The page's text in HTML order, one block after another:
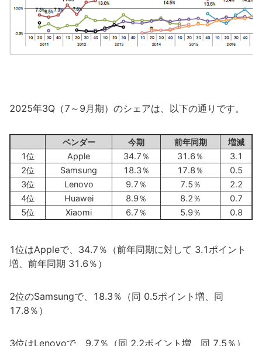
2025年3Q（7～9月期）のシェアは、以下の通りです。
ベンダー 今期 前年同期
増減
1位
Apple 34.7％ 31.6％
3.1
2位
Samsung 18.3％ 17.8％
0.5
3位
Lenovo 9.7％ 7.5％
2.2
4位
Huawei 8.9％ 8.2％
0.7
5位
Xiaomi 6.7％ 5.9％ 0.8
1位はAppleで、34.7％（前年同期に対して 3.1ポイント
増、前年同期 31.6％）
2位のSamsungで、18.3％（同 0.5ポイント増、同
17.8％）
3位はLenovoで、9.7％（同 2.2ポイント増、同 7.5％）